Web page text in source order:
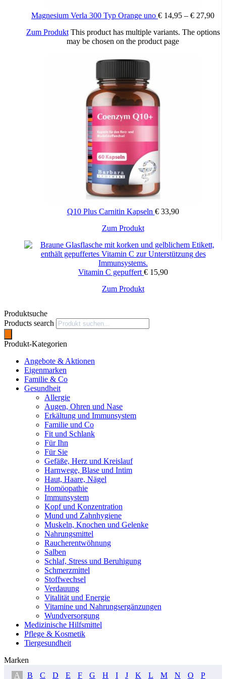
Zugelassenes Arzneimittel: Zu Risiken und Nebenwirkungen lesen
Sie die Packungsbeilage und fragen Sie Ihren Arzt oder Apotheker.
Die angegebene empfohlene Tagesdosis nicht überschreiten. Für
Kinder unerreichbar aufbewahren.
Magnesium Verla 300 Typ Orange uno € 14,95 – € 27,90
Zum Produkt This product has multiple variants. The options
may be chosen on the product page
Q10 Plus Carnitin Kapseln €33,90
Zum Produkt
Vitamin C gepuffert€ 15,90
Zum Produkt
Produktsuche
Products search
Produkt-Kategorien
Angebote & Aktionen
Eigenmarken
Familie & Co
Gesundheit
Allergie
Augen, Ohren und Nase
Erkältung und Immunsystem
Familie und Co
Fit und Schlank
Für Ihn
Für Sie
Gefäße, Herz und Kreislauf
Harnwege, Blase und Intim
Haut, Haare, Nägel
Homöopathie
Immunsystem
Kopf und Konzentration
Mund und Zahnhygiene
Muskeln, Knochen und Gelenke
Nahrungsmittel
Raucherentwöhnung
Salben
Schlaf, Stress und Beruhigung
Schmerzmittel
Stoffwechsel
Verdauung
Vitalität und Energie
Vitamine und Nahrungsergänzungen
Wundversorgung
Medizinische Hilfsmittel
Pflege & Kosmetik
Tiergesundheit
Marken
A
B C D E F G H I J K L M N O P